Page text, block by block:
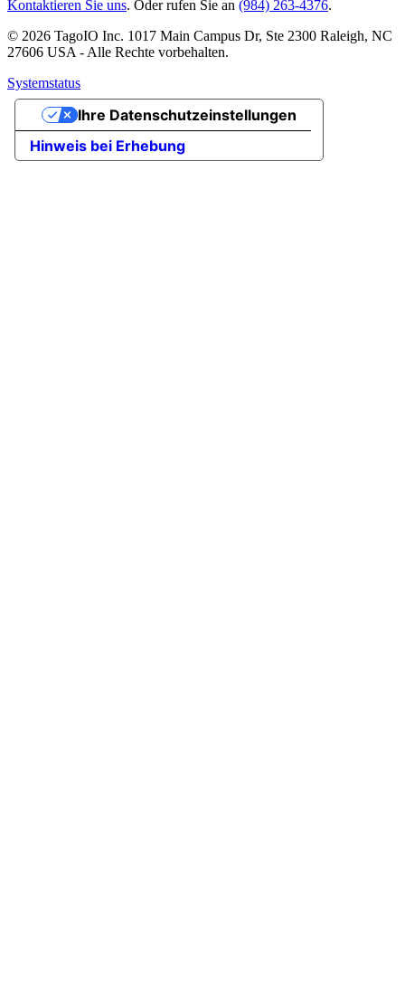
Kontaktieren Sie uns. Oder rufen Sie an (984) 263-4376.
© 2026 TagoIO Inc. 1017 Main Campus Dr, Ste 2300 Raleigh, NC
27606 USA - Alle Rechte vorbehalten.
Systemstatus
Hinweis bei Erhebung
Ihre Datenschutzeinstellungen